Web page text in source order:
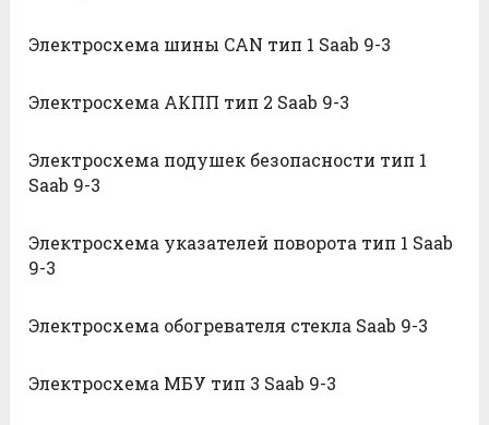
Электросхема шины CAN тип 1 Saab 9-3
Электросхема АКПП тип 2 Saab 9-3
Электросхема подушек безопасности тип 1
Saab 9-3
Электросхема указателей поворота тип 1 Saab
9-3
Электросхема обогревателя стекла Saab 9-3
Электросхема МБУ тип 3 Saab 9-3